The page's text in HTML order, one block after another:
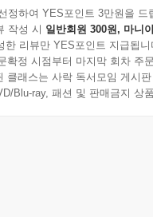
정하여 YES포인트 3만원을 드
작성 시 일반회원 300원, 마니
한 리뷰만 YES포인트 지급됩니
확정 시점부터 마지막 회차 주
클래스는 사락 독서모임 게시
Blu-ray, 패션 및 판매금지 상